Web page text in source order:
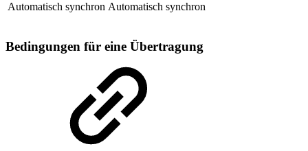
Automatisch synchron Automatisch synchron
Bedingungen für eine Übertragung